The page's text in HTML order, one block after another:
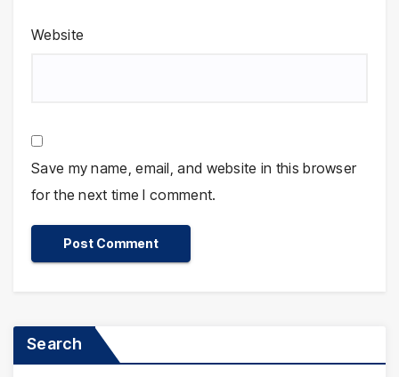
Website
Save my name, email, and website in this browser
for the next time I comment.
Search